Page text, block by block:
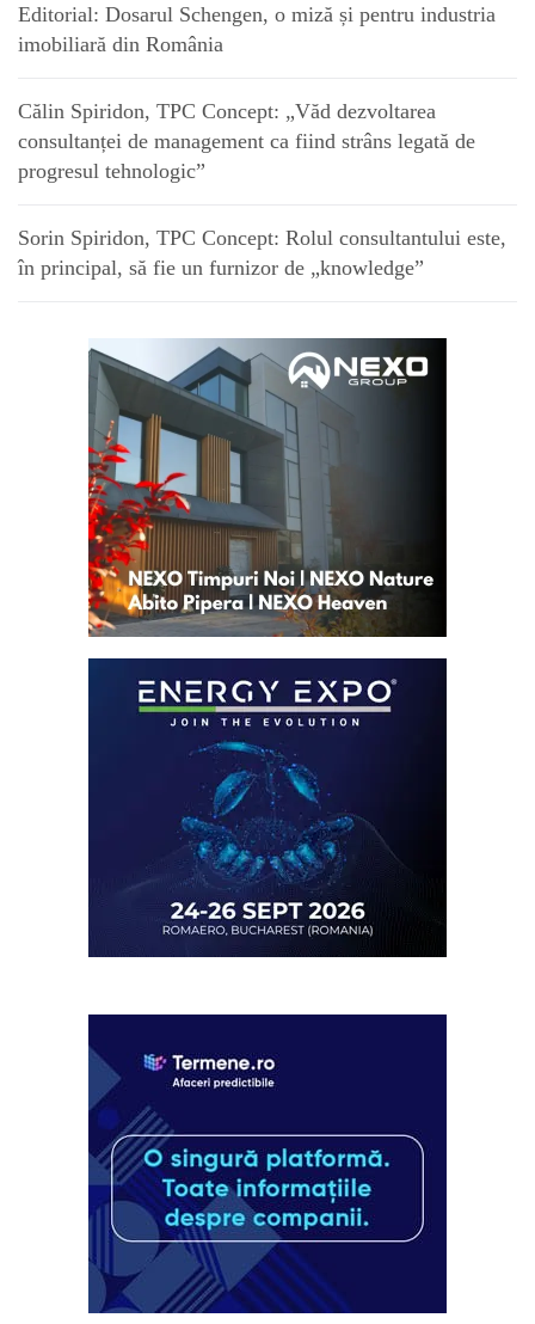
Editorial: Dosarul Schengen, o miză și pentru industria
imobiliară din România
Călin Spiridon, TPC Concept: „Văd dezvoltarea
consultanței de management ca fiind strâns legată de
progresul tehnologic”
Sorin Spiridon, TPC Concept: Rolul consultantului este,
în principal, să fie un furnizor de „knowledge”